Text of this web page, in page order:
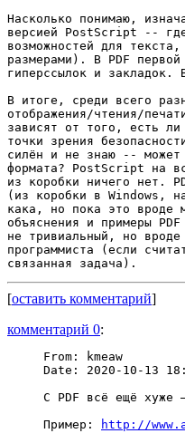
Насколько понимаю,
версией PostScript -- где
возможностей для
размерами). В PDF
гиперссылок и закладок.
В итоге, среди всего
отображения/чтения/
зависят от того, есть
точки зрения
силён и не знаю -- может
формата? PostScript на
из коробки ничего нет.
(из коробки в Windows,
кака, но пока это вроде
объяснения и примеры
не тривиальный, но
программиста (если
[оставить комментарий]
комментарий 0:
From: kmeaw
Date: 2020-10-13
С PDF всё ещё хуже
Пример:
http://